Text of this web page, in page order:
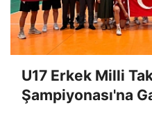
U17 Erkek Milli
Şampiyonası'na